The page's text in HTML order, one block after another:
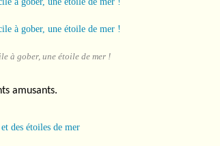
à gober, une étoile de mer !
amusants.